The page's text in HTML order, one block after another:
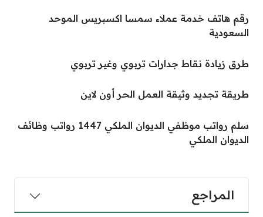
رقم هاتف خدمة عملاء سمسا اكسبريس الموحد
السعودية
طرق زيادة نقاط جدارات تربوي وغير تربوي
طريقة تجديد وثيقة العمل الحر أون لاين
سلم رواتب موظفي الديوان الملكي 1447 رواتب وظائف
الديوان الملكي
المراجع